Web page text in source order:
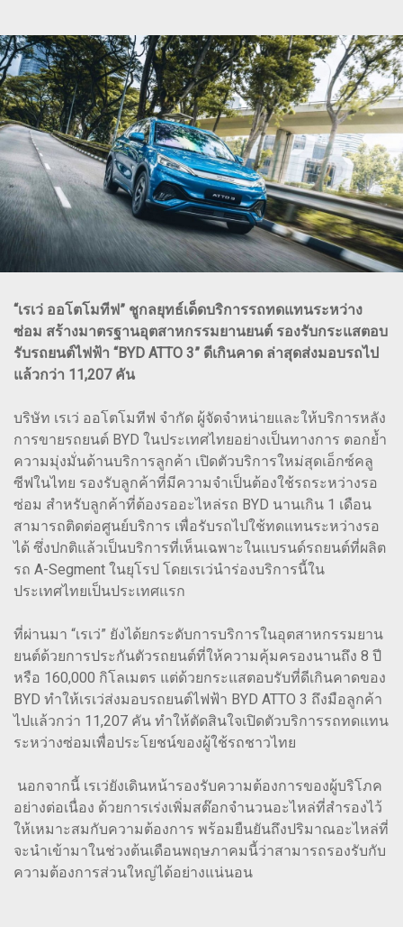
“เรเว่ ออโตโมทีฟ” ชูกลยุทธ์เด็ดบริการรถทดแทนระหว่าง
ซ่อม สร้างมาตรฐานอุตสาหกรรมยานยนต์ รองรับกระแสตอบ
รับรถยนต์ไฟฟ้า “BYD ATTO 3” ดีเกินคาด ล่าสุดส่งมอบรถไป
แล้วกว่า 11,207 คัน
บริษัท เรเว่ ออโตโมทีฟ จำกัด ผู้จัดจำหน่ายและให้บริการหลัง
การขายรถยนต์ BYD ในประเทศไทยอย่างเป็นทางการ ตอกย้ำ
ความมุ่งมั่นด้านบริการลูกค้า เปิดตัวบริการใหม่สุดเอ็กซ์คลู
ซีฟในไทย รองรับลูกค้าที่มีความจำเป็นต้องใช้รถระหว่างรอ
ซ่อม สำหรับลูกค้าที่ต้องรออะไหล่รถ BYD นานเกิน 1 เดือน
สามารถติดต่อศูนย์บริการ เพื่อรับรถไปใช้ทดแทนระหว่างรอ
ได้ ซึ่งปกติแล้วเป็นบริการที่เห็นเฉพาะในแบรนด์รถยนต์ที่ผลิต
รถ A-Segment ในยุโรป โดยเรเว่นำร่องบริการนี้ใน
ประเทศไทยเป็นประเทศแรก
ที่ผ่านมา “เรเว่” ยังได้ยกระดับการบริการในอุตสาหกรรมยาน
ยนต์ด้วยการประกันตัวรถยนต์ที่ให้ความคุ้มครองนานถึง 8 ปี
หรือ 160,000 กิโลเมตร แต่ด้วยกระแสตอบรับที่ดีเกินคาดของ
BYD ทำให้เรเว่ส่งมอบรถยนต์ไฟฟ้า BYD ATTO 3 ถึงมือลูกค้า
ไปแล้วกว่า 11,207 คัน ทำให้ตัดสินใจเปิดตัวบริการรถทดแทน
ระหว่างซ่อมเพื่อประโยชน์ของผู้ใช้รถชาวไทย
นอกจากนี้ เรเว่ยังเดินหน้ารองรับความต้องการของผู้บริโภค
อย่างต่อเนื่อง ด้วยการเร่งเพิ่มสต๊อกจำนวนอะไหล่ที่สำรองไว้
ให้เหมาะสมกับความต้องการ พร้อมยืนยันถึงปริมาณอะไหล่ที่
จะนำเข้ามาในช่วงต้นเดือนพฤษภาคมนี้ว่าสามารถรองรับกับ
ความต้องการส่วนใหญ่ได้อย่างแน่นอน